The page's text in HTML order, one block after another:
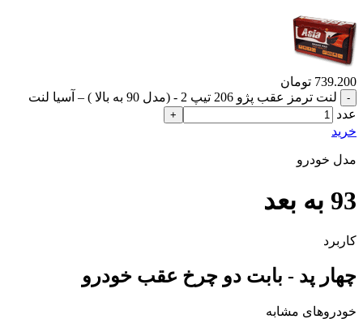
739.200 تومان
لنت ترمز عقب پژو 206 تیپ 2 - (مدل 90 به بالا ) – آسیا لنت
عدد
خرید
مدل خودرو
93 به بعد
کاربرد
چهار پد - بابت دو چرخ عقب خودرو
خودروهای مشابه